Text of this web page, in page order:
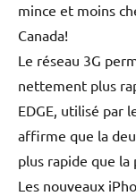
mince et moins
Canada!
Le réseau 3G
nettement plus
EDGE, utilisé par
affirme que la
plus rapide que la
Les nouveaux